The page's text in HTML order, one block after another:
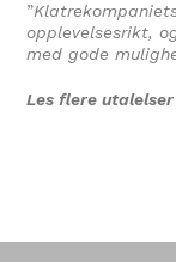
”
opplevelsesrikt,
med gode
Les flere utalelser